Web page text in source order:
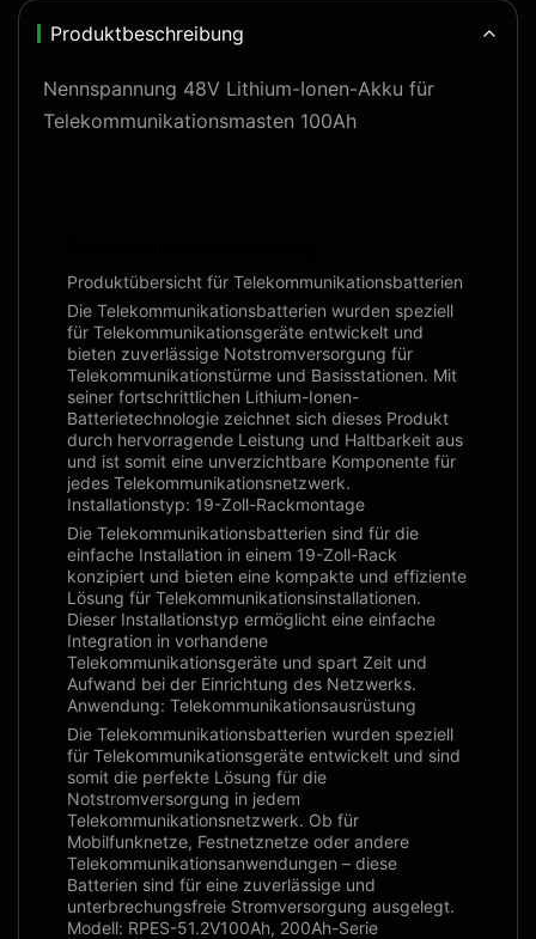
Produktbeschreibung
Nennspannung 48V Lithium-Ionen-Akku für
Telekommunikationsmasten 100Ah
Produktübersicht für Telekommunikationsbatterien
Die Telekommunikationsbatterien wurden speziell
für Telekommunikationsgeräte entwickelt und
bieten zuverlässige Notstromversorgung für
Telekommunikationstürme und Basisstationen. Mit
seiner fortschrittlichen Lithium-Ionen-
Batterietechnologie zeichnet sich dieses Produkt
durch hervorragende Leistung und Haltbarkeit aus
und ist somit eine unverzichtbare Komponente für
jedes Telekommunikationsnetzwerk.
Installationstyp: 19-Zoll-Rackmontage
Die Telekommunikationsbatterien sind für die
einfache Installation in einem 19-Zoll-Rack
konzipiert und bieten eine kompakte und effiziente
Lösung für Telekommunikationsinstallationen.
Dieser Installationstyp ermöglicht eine einfache
Integration in vorhandene
Telekommunikationsgeräte und spart Zeit und
Aufwand bei der Einrichtung des Netzwerks.
Anwendung: Telekommunikationsausrüstung
Die Telekommunikationsbatterien wurden speziell
für Telekommunikationsgeräte entwickelt und sind
somit die perfekte Lösung für die
Notstromversorgung in jedem
Telekommunikationsnetzwerk. Ob für
Mobilfunknetze, Festnetznetze oder andere
Telekommunikationsanwendungen – diese
Batterien sind für eine zuverlässige und
unterbrechungsfreie Stromversorgung ausgelegt.
Modell: RPES-51.2V100Ah, 200Ah-Serie